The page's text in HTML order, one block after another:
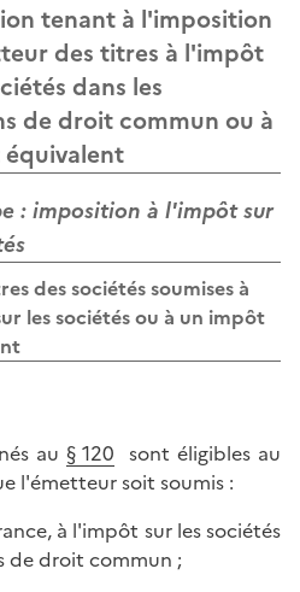
tenant à l'imposition
des titres à l'impôt
dans les
de droit commun ou à
: imposition à l'impôt sur
des sociétés soumises à
les sociétés ou à un impôt
au § 120 sont éligibles au
l'émetteur soit soumis :
à l'impôt sur les sociétés
de droit commun ;